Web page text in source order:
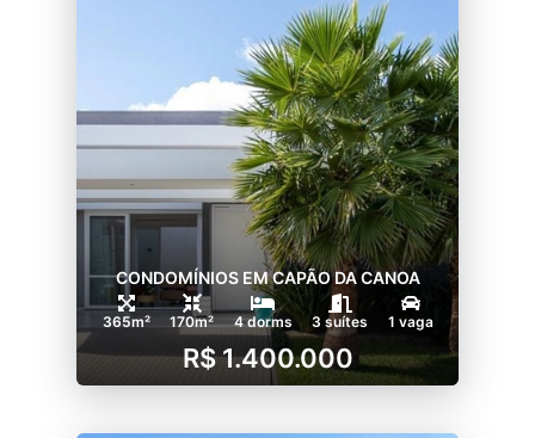
CONDOMÍNIOS EM CAPÃO DA CANOA
365m² 170m² 4 dorms 3 suítes 1 vaga
R$ 1.400.000